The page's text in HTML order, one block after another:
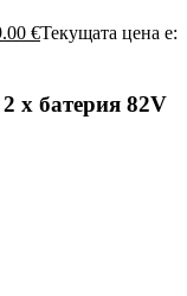
€Текущата цена е:
x батерия 82V